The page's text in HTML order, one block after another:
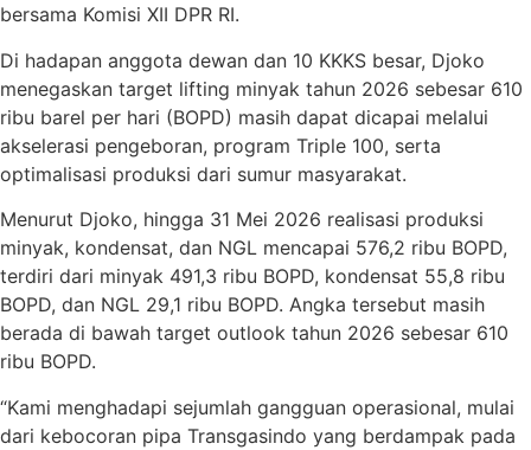
bersama Komisi XII DPR RI.
Di hadapan anggota dewan dan 10 KKKS besar, Djoko
menegaskan target lifting minyak tahun 2026 sebesar 610
ribu barel per hari (BOPD) masih dapat dicapai melalui
akselerasi pengeboran, program Triple 100, serta
optimalisasi produksi dari sumur masyarakat.
Menurut Djoko, hingga 31 Mei 2026 realisasi produksi
minyak, kondensat, dan NGL mencapai 576,2 ribu BOPD,
terdiri dari minyak 491,3 ribu BOPD, kondensat 55,8 ribu
BOPD, dan NGL 29,1 ribu BOPD. Angka tersebut masih
berada di bawah target outlook tahun 2026 sebesar 610
ribu BOPD.
“Kami menghadapi sejumlah gangguan operasional, mulai
dari kebocoran pipa Transgasindo yang berdampak pada